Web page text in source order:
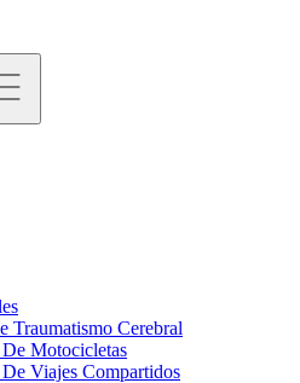
Traumatismo Cerebral
Motocicletas
Viajes Compartidos